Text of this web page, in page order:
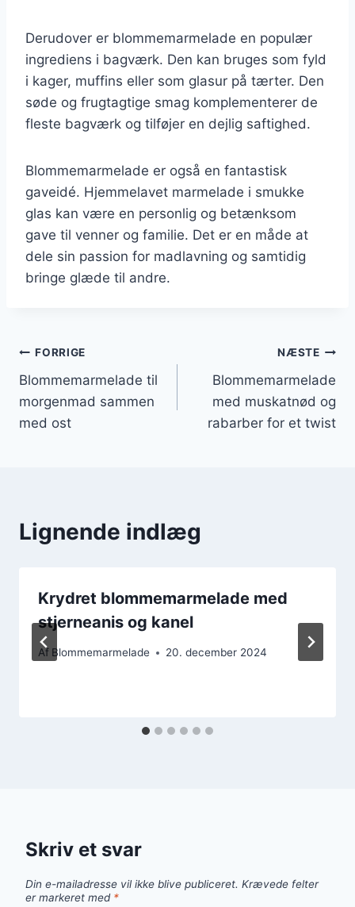
Derudover er blommemarmelade en populær
ingrediens i bagværk. Den kan bruges som fyld
i kager, muffins eller som glasur på tærter. Den
søde og frugtagtige smag komplementerer de
fleste bagværk og tilføjer en dejlig saftighed.
Blommemarmelade er også en fantastisk
gaveidé. Hjemmelavet marmelade i smukke
glas kan være en personlig og betænksom
gave til venner og familie. Det er en måde at
dele sin passion for madlavning og samtidig
bringe glæde til andre.
Indlægsnavigation
FORRIGE
Blommemarmelade til
morgenmad sammen
med ost
NÆSTE
Blommemarmelade
med muskatnød og
rabarber for et twist
Lignende indlæg
Krydret blommemarmelade med
stjerneanis og kanel
Af Blommemarmelade 20. december 2024
Skriv et svar
Din e-mailadresse vil ikke blive publiceret. Krævede felter
er markeret med *